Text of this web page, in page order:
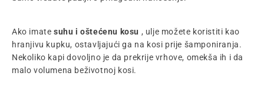
Ako imate suhu i oštećenu kosu , ulje možete koristiti kao
hranjivu kupku, ostavljajući ga na kosi prije šamponiranja.
Nekoliko kapi dovoljno je da prekrije vrhove, omekša ih i da
malo volumena beživotnoj kosi.